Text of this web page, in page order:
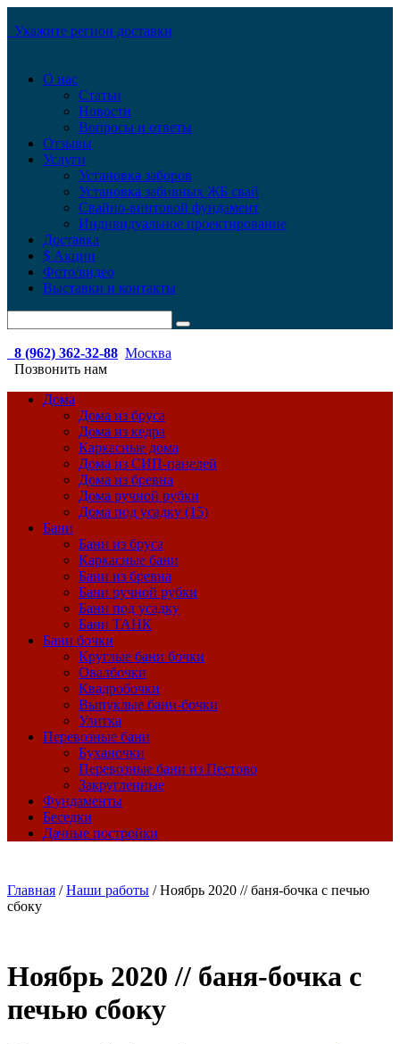
Укажите регион доставки
О нас
Статьи
Новости
Вопросы и ответы
Отзывы
Услуги
Установка заборов
Установка забивных ЖБ свай
Свайно-винтовой фундамент
Индивидуальное проектирование
Доставка
$ Акции
Фото/видео
Выставки и контакты
8 (962) 362-32-88 Москва
Позвонить нам
Дома
Дома из бруса
Дома из кедра
Каркасные дома
Дома из СИП-панелей
Дома из бревна
Дома ручной рубки
Дома под усадку (15)
Бани
Бани из бруса
Каркасные бани
Бани из бревна
Бани ручной рубки
Бани под усадку
Бани ТАНК
Бани бочки
Круглые бани бочки
Овалбочки
Квадробочки
Выпуклые бани-бочки
Улитка
Перевозные бани
Буханочки
Перевозные бани из Пестово
Закругленные
Фундаменты
Беседки
Дачные постройки
Главная /Наши работы /Ноябрь 2020 // баня-бочка с печью
сбоку
Ноябрь 2020 // баня-бочка с
печью сбоку